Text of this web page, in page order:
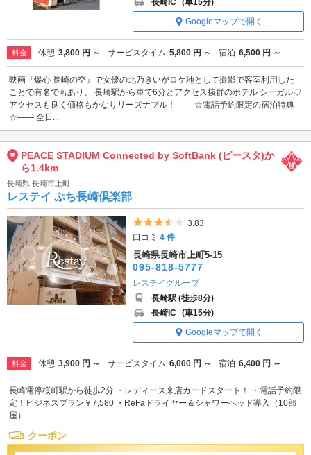
長崎IC (車15分)
Googleマップで開く
料金 休憩 3,800 円 ～ サービスタイム 5,800 円 ～ 宿泊 6,500 円 ～
映画『爆心 長崎の空』で女優の北乃きいがロケ地として撮影で客室利用した
ことで有名でもあり、 長崎駅から車で6分とアクセス抜群のホテル シーガル♡
アクセスも良く価格もかなりリーズナブル！ ――☆電話予約限定の宿泊特典
☆―― 全日...
PEACE STADIUM Connected by SoftBank (ピースタ)か
ら1.4km
長崎県 長崎市上町
レステイ ぷち長崎倶楽部
5つ星のうち3.5
3.83
口コミ4 件
長崎県長崎市上町5-15
095-818-5777
レステイグループ
長崎駅 (徒歩8分)
長崎IC (車15分)
Googleマップで開く
料金 休憩 3,900 円 ～ サービスタイム 6,000 円 ～ 宿泊 6,400 円 ～
長崎電停桜町駅から徒歩2分 ・レディース来店カードスタート！ ・電話予約限
定！ビジネスプラン￥7,580 ・ReFaドライヤー＆シャワーヘッド導入（10部
屋）
クーポン